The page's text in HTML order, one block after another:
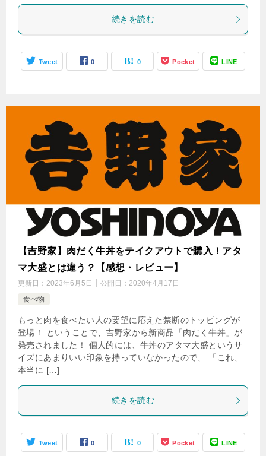
続きを読む
Tweet 0 0 Pocket LINE
【吉野家】肉だく牛丼をテイクアウトで購入！アタ
マ大盛とは違う？【感想・レビュー】
更新日： 2023年6月5日 公開日： 2020年4月17日
食べ物
もっと肉を食べたい人の要望に応えた禁断のトッピングが
登場！ ということで、吉野家から新商品「肉だく牛丼」が
発売されました！ 個人的には、牛丼のアタマ大盛というサ
イズにあまりいい印象を持っていなかったので、 「これ、
本当に […]
続きを読む
Tweet 0 0 Pocket LINE